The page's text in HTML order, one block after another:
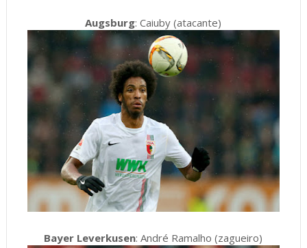
Augsburg: Caiuby (atacante)
Bayer Leverkusen: André Ramalho (zagueiro)